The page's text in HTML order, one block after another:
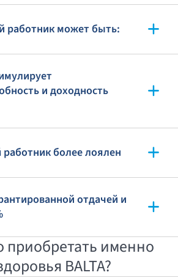
работник может быть:
и доходность
более лоялен
отдачей и
именно
BALTA?